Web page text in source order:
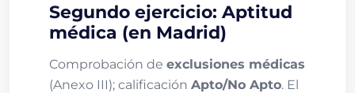
Segundo ejercicio: Aptitud
médica (en Madrid)
Comprobación de exclusiones médicas
(Anexo III); calificación Apto/No Apto. El